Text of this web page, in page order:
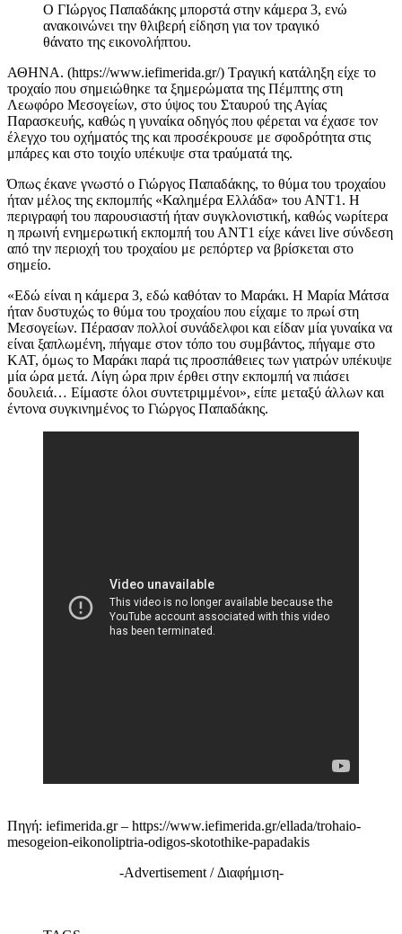
Ο ΓΙώργος Παπαδάκης μπορστά στην κάμερα 3, ενώ
ανακοινώνει την θλιβερή είδηση για τον τραγικό
θάνατο της εικονολήπτου.
ΑΘΗΝΑ. (https://www.iefimerida.gr/) Tραγική κατάληξη είχε το
τροχαίο που σημειώθηκε τα ξημερώματα της Πέμπτης στη
Λεωφόρο Μεσογείων, στο ύψος του Σταυρού της Αγίας
Παρασκευής, καθώς η γυναίκα οδηγός που φέρεται να έχασε τον
έλεγχο του οχήματός της και προσέκρουσε με σφοδρότητα στις
μπάρες και στο τοιχίο υπέκυψε στα τραύματά της.
Όπως έκανε γνωστό ο Γιώργος Παπαδάκης, το θύμα του τροχαίου
ήταν μέλος της εκπομπής «Καλημέρα Ελλάδα» του ΑΝΤ1. Η
περιγραφή του παρουσιαστή ήταν συγκλονιστική, καθώς νωρίτερα
η πρωινή ενημερωτική εκπομπή του ΑΝΤ1 είχε κάνει live σύνδεση
από την περιοχή του τροχαίου με ρεπόρτερ να βρίσκεται στο
σημείο.
«Εδώ είναι η κάμερα 3, εδώ καθόταν το Μαράκι. Η Μαρία Μάτσα
ήταν δυστυχώς το θύμα του τροχαίου που είχαμε το πρωί στη
Μεσογείων. Πέρασαν πολλοί συνάδελφοι και είδαν μία γυναίκα να
είναι ξαπλωμένη, πήγαμε στον τόπο του συμβάντος, πήγαμε στο
ΚΑΤ, όμως το Μαράκι παρά τις προσπάθειες των γιατρών υπέκυψε
μία ώρα μετά. Λίγη ώρα πριν έρθει στην εκπομπή να πιάσει
δουλειά… Είμαστε όλοι συντετριμμένοι», είπε μεταξύ άλλων και
έντονα συγκινημένος το Γιώργος Παπαδάκης.
Πηγή: iefimerida.gr – https://www.iefimerida.gr/ellada/trohaio-
mesogeion-eikonoliptria-odigos-skotothike-papadakis
-Advertisement / Διαφήμιση-